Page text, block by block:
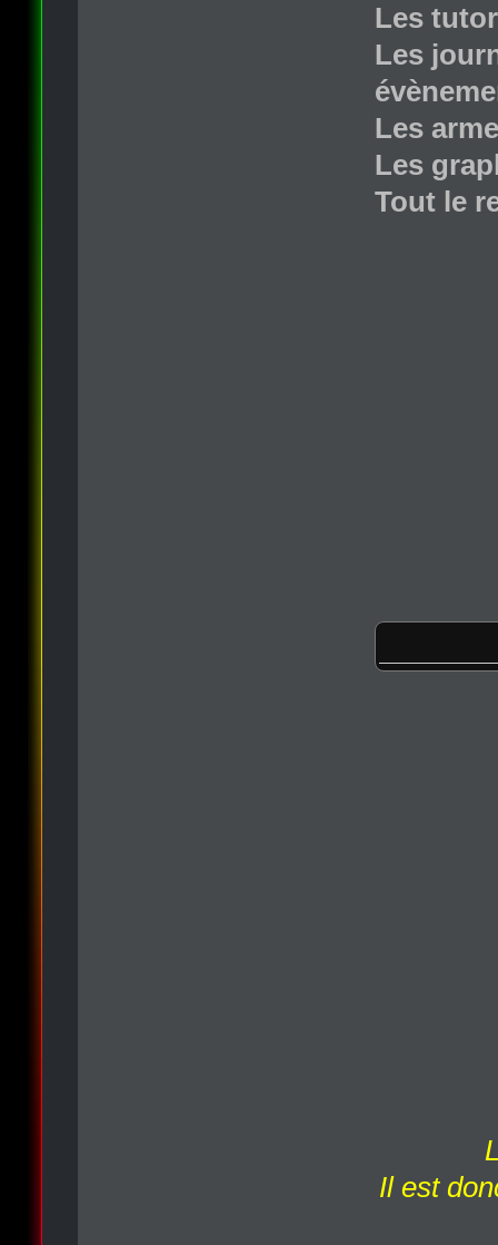
Les
Les
Les
Les
Tout le
Il est